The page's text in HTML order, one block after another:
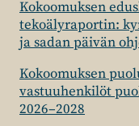
Kokoomuksen
tekoälyraportin:
ja sadan päivän
Kokoomuksen
vastuuhenkilöt
2026–2028